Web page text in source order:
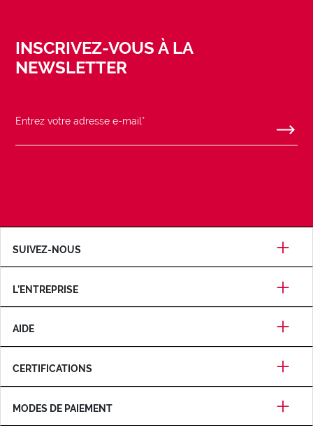
INSCRIVEZ-VOUS À LA
NEWSLETTER
SUIVEZ-NOUS
L’ENTREPRISE
AIDE
CERTIFICATIONS
MODES DE PAIEMENT